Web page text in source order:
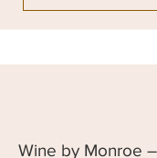
Wine by Monroe